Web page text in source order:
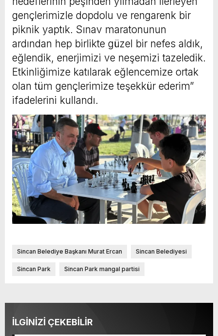
gençlerimizle dopdolu ve rengarenk bir
piknik yaptık. Sınav maratonunun
ardından hep birlikte güzel bir nefes aldık,
eğlendik, enerjimizi ve neşemizi tazeledik.
Etkinliğimize katılarak eğlencemize ortak
olan tüm gençlerimize teşekkür ederim”
ifadelerini kullandı.
Sincan Belediye Başkanı Murat Ercan Sincan Belediyesi
Sincan Park Sincan Park mangal partisi
İLGİNİZİ ÇEKEBİLİR